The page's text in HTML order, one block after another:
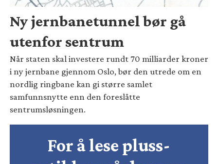
Ny jernbanetunnel bør gå
utenfor sentrum
Når staten skal investere rundt 70 milliarder kroner
i ny jernbane gjennom Oslo, bør den utrede om en
nordlig ringbane kan gi større samlet
samfunnsnytte enn den foreslåtte
sentrumsløsningen.
For å lese pluss-